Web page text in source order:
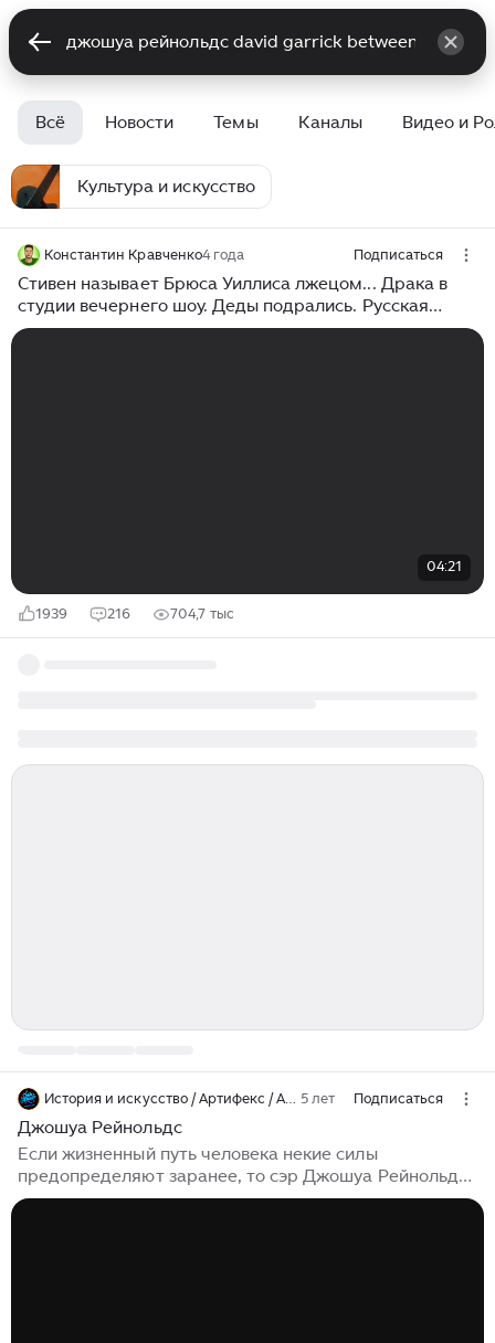
Всё Новости Темы Каналы Видео и
Культура и искусство
Константин Кравченко4 года Подписаться
Стивен называет Брюса Уиллиса лжецом... Драка в
студии вечернего шоу. Деды подрались. Русская
озвучка
04:21
1939 216 704,7 тыс
5 лет Подписаться
Джошуа Рейнольдс
Если жизненный путь человека некие силы
предопределяют заранее, то сэр Джошуа Рейнольдс
(Joshua Reynolds) – прямой тому пример. Ему